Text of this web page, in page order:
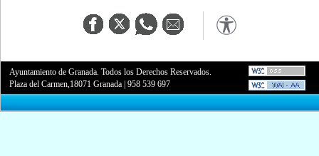
Ayuntamiento de Granada. Todos los Derechos Reservados.
Plaza del Carmen,18071 Granada |958 539 697